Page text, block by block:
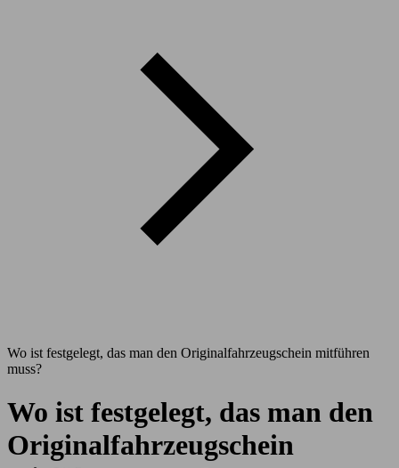
Wo ist festgelegt, das man den Originalfahrzeugschein mitführen
muss?
Wo ist festgelegt, das man den
Originalfahrzeugschein